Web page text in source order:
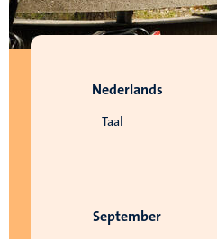
Taal
Nederlands
September